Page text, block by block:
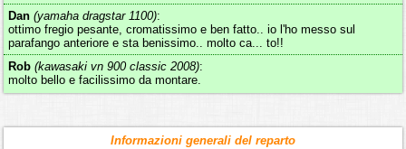
Dan (yamaha dragstar 1100):
ottimo fregio pesante, cromatissimo e ben fatto.. io l'ho messo sul
parafango anteriore e sta benissimo.. molto ca... to!!
Rob (kawasaki vn 900 classic 2008):
molto bello e facilissimo da montare.
Informazioni generali del reparto